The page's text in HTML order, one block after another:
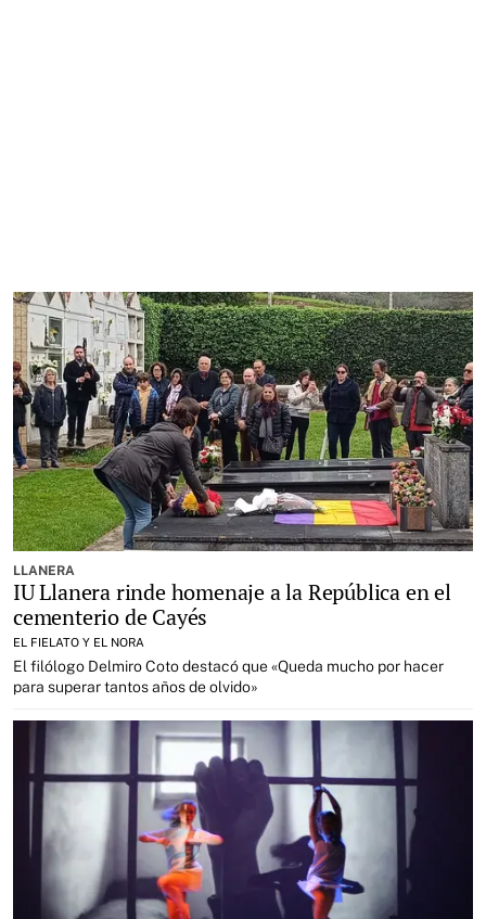
LLANERA
IU Llanera rinde homenaje a la República en el
cementerio de Cayés
EL FIELATO Y EL NORA
El filólogo Delmiro Coto destacó que «Queda mucho por hacer
para superar tantos años de olvido»